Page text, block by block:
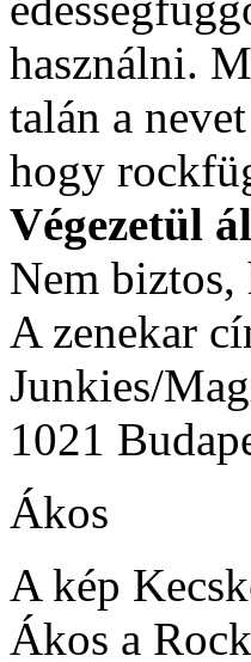
használni.
talán a
hogy
Végezetül
Nem
A zenekar
Junkies/
1021
Ákos
A kép
Ákos a